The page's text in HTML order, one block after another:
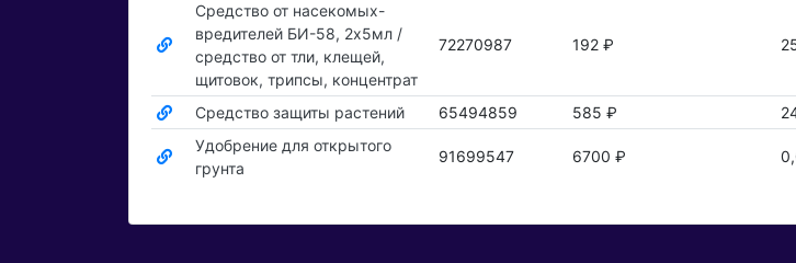
Средство от насекомых-
вредителей БИ-58, 2х5мл /
средство от тли, клещей,
щитовок, трипсы, концентрат
72270987 192 ₽
Средство защиты растений 65494859 585 ₽
Удобрение для открытого
грунта
91699547 6700 ₽